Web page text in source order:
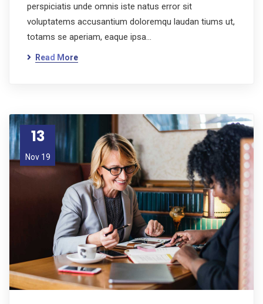
perspiciatis unde omnis iste natus error sit
voluptatems accusantium doloremqu laudan tiums ut,
totams se aperiam, eaque ipsa…
Read More
13
Nov 19